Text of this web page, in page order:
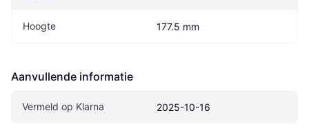
Hoogte 177.5 mm
Aanvullende informatie
Vermeld op Klarna 2025-10-16